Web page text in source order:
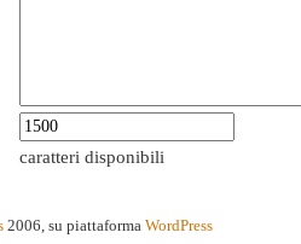
caratteri disponibili
2006, su piattaforma WordPress